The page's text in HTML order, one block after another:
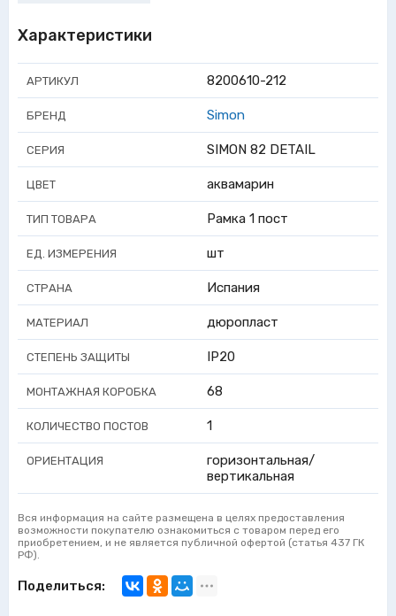
Характеристики
АРТИКУЛ 8200610-212
БРЕНД Simon
СЕРИЯ SIMON 82 DETAIL
ЦВЕТ аквамарин
ТИП ТОВАРА Рамка 1 пост
ЕД. ИЗМЕРЕНИЯ шт
СТРАНА Испания
МАТЕРИАЛ дюропласт
СТЕПЕНЬ ЗАЩИТЫ IP20
МОНТАЖНАЯ КОРОБКА 68
КОЛИЧЕСТВО ПОСТОВ 1
ОРИЕНТАЦИЯ
горизонтальная/
вертикальная
Вся информация на сайте размещена в целях предоставления
возможности покупателю ознакомиться с товаром перед его
приобретением, и не является публичной офертой (статья 437 ГК
РФ).
Поделиться: